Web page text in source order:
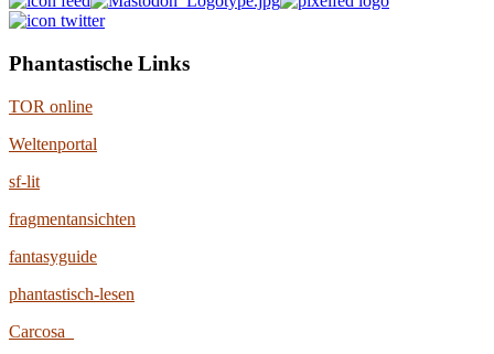
Phantastische Links
TOR online
Weltenportal
sf-lit
fragmentansichten
fantasyguide
phantastisch-lesen
Carcosa